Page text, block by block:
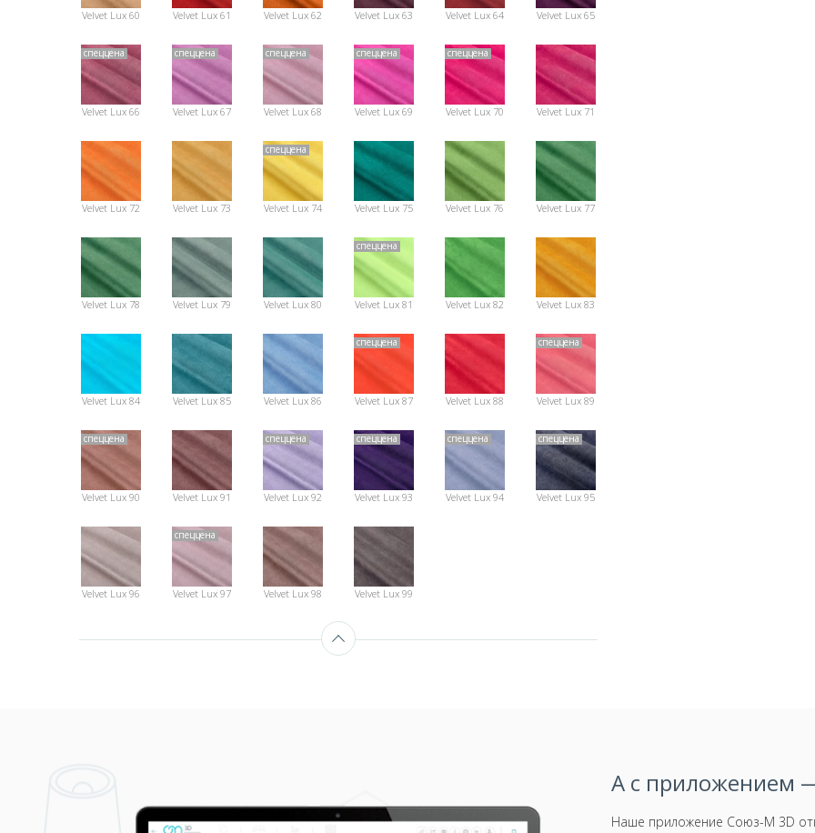
Velvet Lux 60 Velvet Lux 61 Velvet Lux 62 Velvet Lux 63 Velvet Lux 64 Velvet Lux 65
спеццена
Velvet Lux 66
спеццена
Velvet Lux 67
спеццена
Velvet Lux 68
спеццена
Velvet Lux 69
спеццена
Velvet Lux 70 Velvet Lux 71
Velvet Lux 72 Velvet Lux 73
спеццена
Velvet Lux 74 Velvet Lux 75 Velvet Lux 76 Velvet Lux 77
Velvet Lux 78 Velvet Lux 79 Velvet Lux 80
спеццена
Velvet Lux 81 Velvet Lux 82 Velvet Lux 83
Velvet Lux 84 Velvet Lux 85 Velvet Lux 86
спеццена
Velvet Lux 87 Velvet Lux 88
спеццена
Velvet Lux 89
спеццена
Velvet Lux 90 Velvet Lux 91
спеццена
Velvet Lux 92
спеццена
Velvet Lux 93
спеццена
Velvet Lux 94
спеццена
Velvet Lux 95
Velvet Lux 96
спеццена
Velvet Lux 97 Velvet Lux 98 Velvet Lux 99
А с приложением
Наше приложение Союз-М 3D